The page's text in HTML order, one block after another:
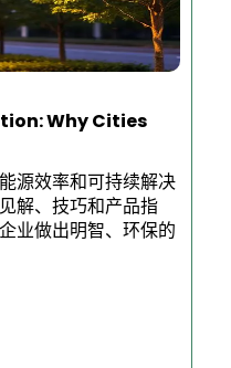
Why Cities
源效率和可持续解决
解、技巧和产品指
业做出明智、环保的